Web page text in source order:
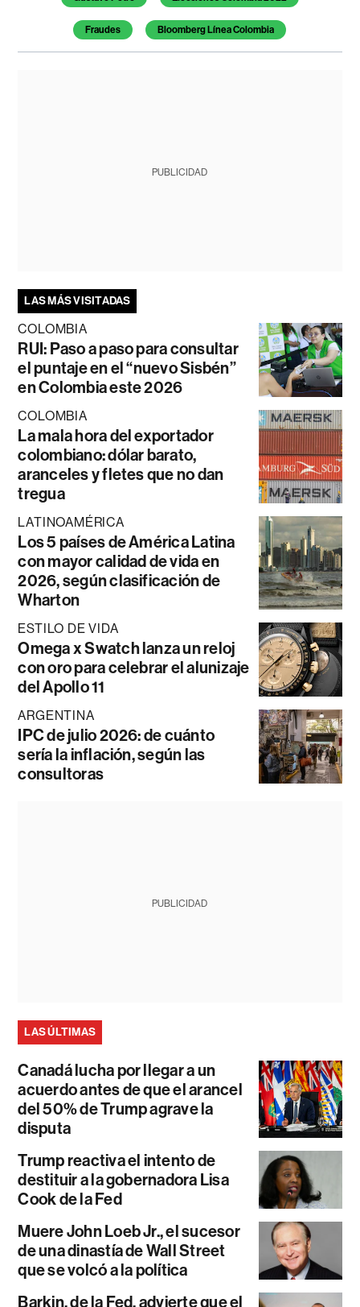
Fraudes Bloomberg Línea Colombia
PUBLICIDAD
LAS MÁS VISITADAS
COLOMBIA
RUI: Paso a paso para consultar
el puntaje en el “nuevo Sisbén”
en Colombia este 2026
COLOMBIA
La mala hora del exportador
colombiano: dólar barato,
aranceles y fletes que no dan
tregua
LATINOAMÉRICA
Los 5 países de América Latina
con mayor calidad de vida en
2026, según clasificación de
Wharton
ESTILO DE VIDA
Omega x Swatch lanza un reloj
con oro para celebrar el alunizaje
del Apollo 11
ARGENTINA
IPC de julio 2026: de cuánto
sería la inflación, según las
consultoras
PUBLICIDAD
LAS ÚLTIMAS
Canadá lucha por llegar a un
acuerdo antes de que el arancel
del 50% de Trump agrave la
disputa
Trump reactiva el intento de
destituir a la gobernadora Lisa
Cook de la Fed
Muere John Loeb Jr., el sucesor
de una dinastía de Wall Street
que se volcó a la política
Barkin, de la Fed, advierte que el